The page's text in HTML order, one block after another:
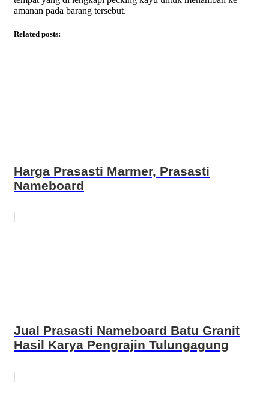
amanan pada barang tersebut.
Related posts:
Harga Prasasti Marmer, Prasasti
Nameboard
Jual Prasasti Nameboard Batu Granit
Hasil Karya Pengrajin Tulungagung